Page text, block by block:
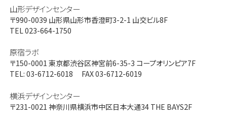
山形デザインセンター
〒990-0039 山形県山形市香澄町3-2-1 山交ビル8F
TEL 023-664-1750
原宿ラボ
〒150-0001 東京都渋谷区神宮前6-35-3 コープオリンピア7F
TEL: 03-6712-6018 FAX 03-6712-6019
横浜デザインセンター
〒231-0021 神奈川県横浜市中区日本大通34 THE BAYS2F